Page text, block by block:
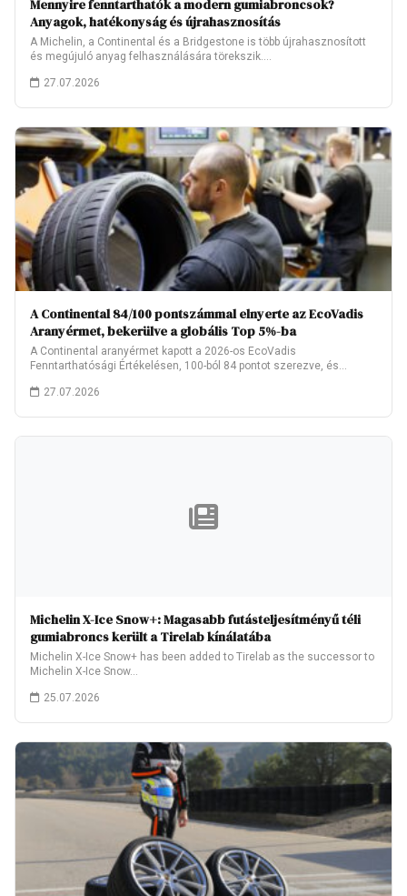
Mennyire fenntarthatók a modern gumiabroncsok?
Anyagok, hatékonyság és újrahasznosítás
A Michelin, a Continental és a Bridgestone is több újrahasznosított
és megújuló anyag felhasználására törekszik.…
27.07.2026
A Continental 84/100 pontszámmal elnyerte az EcoVadis
Aranyérmet, bekerülve a globális Top 5%-ba
A Continental aranyérmet kapott a 2026-os EcoVadis
Fenntarthatósági Értékelésen, 100-ból 84 pontot szerezve, és
27.07.2026
Michelin X-Ice Snow+: Magasabb futásteljesítményű téli
gumiabroncs került a Tirelab kínálatába
Michelin X-Ice Snow+ has been added to Tirelab as the successor to
Michelin X-Ice Snow…
25.07.2026